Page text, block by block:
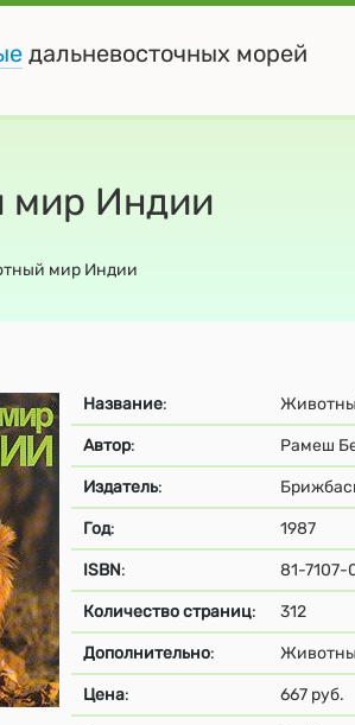
дальневосточных морей
Индии
мир Индии
Название:
Автор: Рамеш
Издатель:
Год: 1987
ISBN: 81-
Количество страниц: 312
Дополнительно:
Цена: 667 руб.